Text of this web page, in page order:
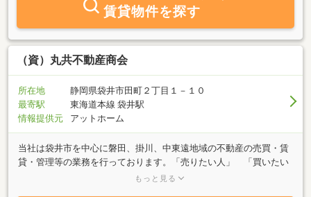
賃貸物件を探す
（資）丸共不動産商会
所在地
静岡県袋井市田町２丁目１－１０
最寄駅
東海道本線 袋井駅
情報提供元
アットホーム
当社は袋井市を中心に磐田、掛川、中東遠地域の不動産の売買・賃
貸・管理等の業務を行っております。「売りたい人」 「買いたい
人」 「貸したい人」 「借りたい人」 不動産に関することは、
もっと見る